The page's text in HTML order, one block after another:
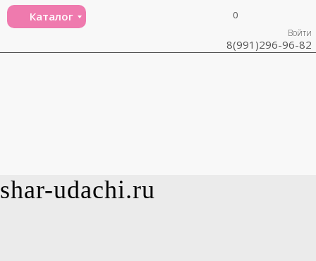
Каталог
Войти
0
8(991)296-96-82
shar-udachi.ru